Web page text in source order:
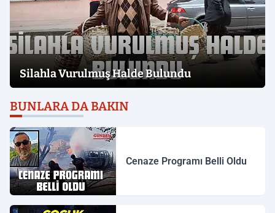
Silahla Vurulmuş Halde Bulundu
BUNLARA DA BAKIN
Cenaze Programı Belli Oldu